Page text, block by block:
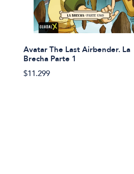
Avatar The Last Airbender. La
Brecha Parte 1
$11.299